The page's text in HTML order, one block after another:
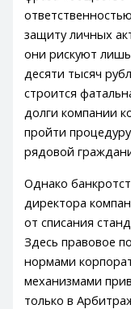
защиту личных
они рискуют
десяти тысяч
строится
долги компании
пройти
рядовой
Однако
директора
от списания
Здесь правовое
нормами
механизмами
только в